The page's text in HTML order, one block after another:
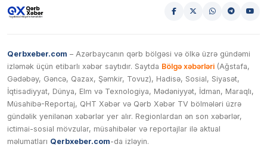
Qerbxeber.com – Azərbaycanın qərb bölgəsi və ölkə üzrə gündəmi
izləmək üçün etibarlı xəbər saytıdır. Saytda Bölgə xəbərləri (Ağstafa,
Gədəbəy, Gəncə, Qazax, Şəmkir, Tovuz), Hadisə, Sosial, Siyasət,
İqtisadiyyat, Dünya, Elm və Texnologiya, Mədəniyyət, İdman, Maraqlı,
Müsahibə-Reportaj, QHT Xəbər və Qərb Xəbər TV bölmələri üzrə
gündəlik yenilənən xəbərlər yer alır. Regionlardan ən son xəbərlər,
ictimai-sosial mövzular, müsahibələr və reportajlar ilə aktual
məlumatları Qerbxeber.com-da izləyin.